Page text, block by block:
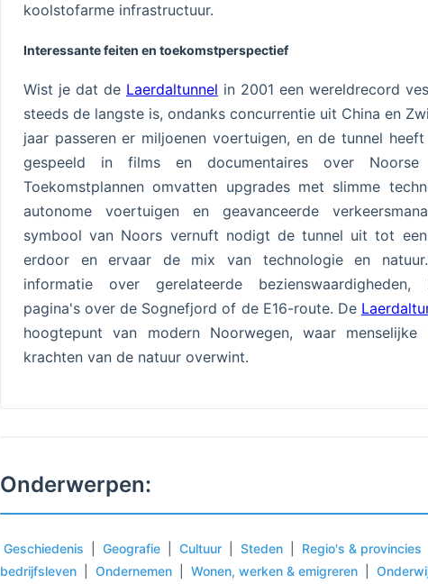
koolstofarme infrastructuur.
Interessante feiten en toekomstperspectief
Wist je dat de Laerdaltunnel in 2001 een wereldrecord
steeds de langste is, ondanks concurrentie uit China en
jaar passeren er miljoenen voertuigen, en de tunnel
gespeeld in films en documentaires over Noorse
Toekomstplannen omvatten upgrades met slimme
autonome voertuigen en geavanceerde
symbool van Noors vernuft nodigt de tunnel uit tot
erdoor en ervaar de mix van technologie en
informatie over gerelateerde
pagina's over de Sognefjord of de E16-route. De
hoogtepunt van modern Noorwegen, waar menselijke
krachten van de natuur overwint.
Onderwerpen:
Geschiedenis Geografie Cultuur Steden Regio's & provincies
bedrijfsleven
Ondernemen Wonen, werken & emigreren